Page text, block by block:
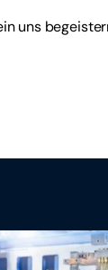
uns